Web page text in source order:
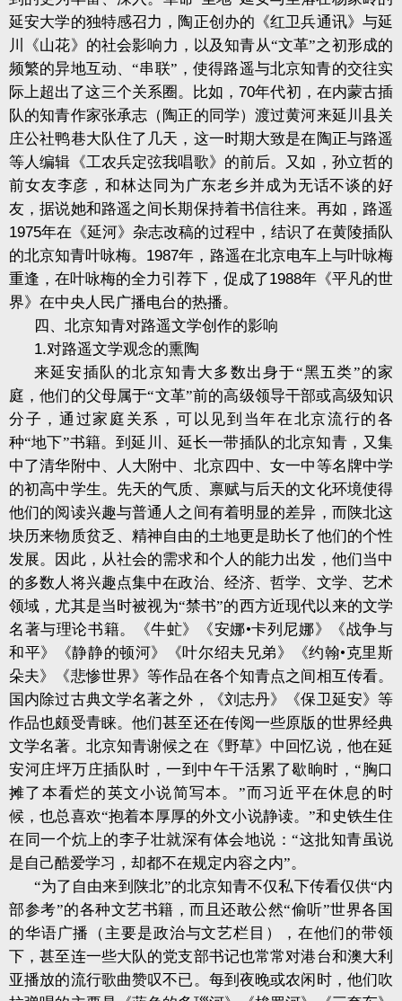
延安大学的独特感召力，陶正创办的《红卫兵通讯》与延
川《山花》的社会影响力，以及知青从“文革”之初形成的
频繁的异地互动、“串联”，使得路遥与北京知青的交往实
际上超出了这三个关系圈。比如，70年代初，在内蒙古插
队的知青作家张承志（陶正的同学）渡过黄河来延川县关
庄公社鸭巷大队住了几天，这一时期大致是在陶正与路遥
等人编辑《工农兵定弦我唱歌》的前后。又如，孙立哲的
前女友李彦，和林达同为广东老乡并成为无话不谈的好
友，据说她和路遥之间长期保持着书信往来。再如，路遥
1975年在《延河》杂志改稿的过程中，结识了在黄陵插队
的北京知青叶咏梅。 1987年，路遥在北京电车上与叶咏梅
重逢，在叶咏梅的全力引荐下，促成了1988年《平凡的世
界》在中央人民广播电台的热播。
四、北京知青对路遥文学创作的影响
1.对路遥文学观念的熏陶
来延安插队的北京知青大多数出身于“黑五类”的家
庭，他们的父母属于“文革”前的高级领导干部或高级知识
分子，通过家庭关系，可以见到当年在北京流行的各
种“地下”书籍。到延川、延长一带插队的北京知青，又集
中了清华附中、人大附中、北京四中、女一中等名牌中学
的初高中学生。先天的气质、禀赋与后天的文化环境使得
他们的阅读兴趣与普通人之间有着明显的差异，而陕北这
块历来物质贫乏、精神自由的土地更是助长了他们的个性
发展。因此，从社会的需求和个人的能力出发，他们当中
的多数人将兴趣点集中在政治、经济、哲学、文学、艺术
领域，尤其是当时被视为“禁书”的西方近现代以来的文学
名著与理论书籍。《牛虻》《安娜•卡列尼娜》《战争与
和平》《静静的顿河》《叶尔绍夫兄弟》《约翰•克里斯
朵夫》《悲惨世界》等作品在各个知青点之间相互传看。
国内除过古典文学名著之外，《刘志丹》《保卫延安》等
作品也颇受青睐。他们甚至还在传阅一些原版的世界经典
文学名著。北京知青谢候之在《野草》中回忆说，他在延
安河庄坪万庄插队时，一到中午干活累了歇晌时，“胸口
摊了本看烂的英文小说简写本。”而习近平在休息的时
候，也总喜欢“抱着本厚厚的外文小说静读。”和史铁生住
在同一个炕上的李子壮就深有体会地说：“这批知青虽说
是自己酷爱学习，却都不在规定内容之内”。
“为了自由来到陕北”的北京知青不仅私下传看仅供“内
部参考”的各种文艺书籍，而且还敢公然“偷听”世界各国
的华语广播（主要是政治与文艺栏目），在他们的带领
下，甚至连一些大队的党支部书记也常常对港台和澳大利
亚播放的流行歌曲赞叹不已。每到夜晚或农闲时，他们吹